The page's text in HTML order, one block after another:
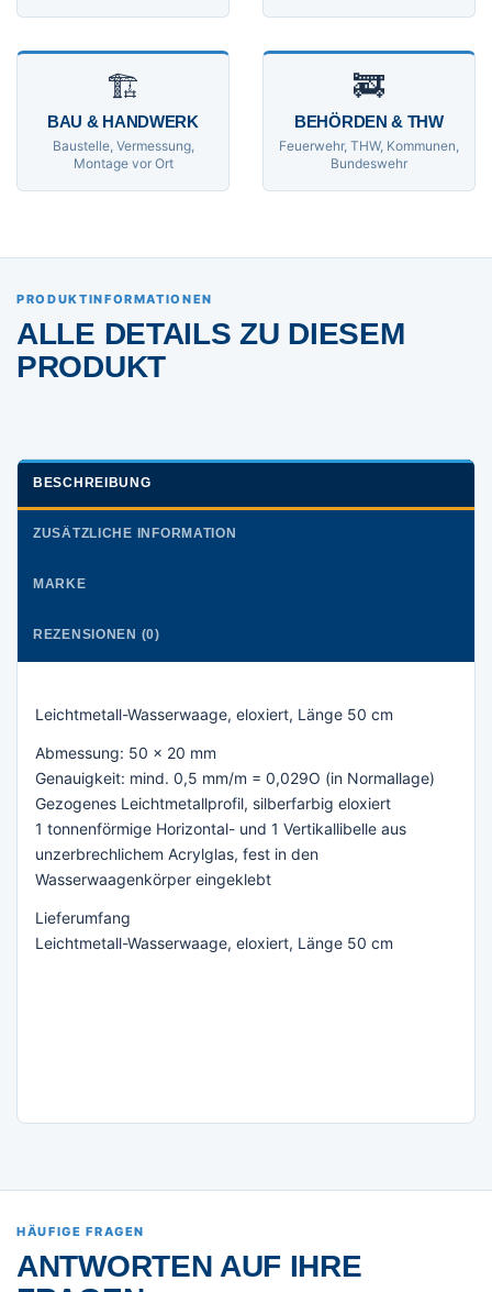
🏗
BAU & HANDWERK
Baustelle, Vermessung,
Montage vor Ort
🚒
BEHÖRDEN & THW
Feuerwehr, THW, Kommunen,
Bundeswehr
PRODUKTINFORMATIONEN
ALLE DETAILS ZU DIESEM
PRODUKT
BESCHREIBUNG
ZUSÄTZLICHE INFORMATION
MARKE
REZENSIONEN (0)
Leichtmetall-Wasserwaage, eloxiert, Länge 50 cm
Abmessung: 50 x 20 mm
Genauigkeit: mind. 0,5 mm/m = 0,029O (in Normallage)
Gezogenes Leichtmetallprofil, silberfarbig eloxiert
1 tonnenförmige Horizontal- und 1 Vertikallibelle aus
unzerbrechlichem Acrylglas, fest in den
Wasserwaagenkörper eingeklebt
Lieferumfang
Leichtmetall-Wasserwaage, eloxiert, Länge 50 cm
HÄUFIGE FRAGEN
ANTWORTEN AUF IHRE